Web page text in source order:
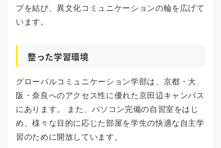
プを結び、異文化コミュニケーションの輪を広げて
います。
整った学習環境
グローバルコミュニケーション学部は、京都・大
阪・奈良へのアクセス性に優れた京田辺キャンパス
にあります。 また、パソコン完備の自習室をはじ
め、様々な目的に応じた部屋を学生の快適な自主学
習のために開放しています。